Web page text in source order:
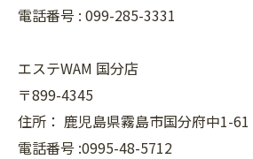
電話番号 : 099-285-3331
エステWAM 国分店
〒899-4345
住所： 鹿児島県霧島市国分府中1-61
電話番号 :0995-48-5712